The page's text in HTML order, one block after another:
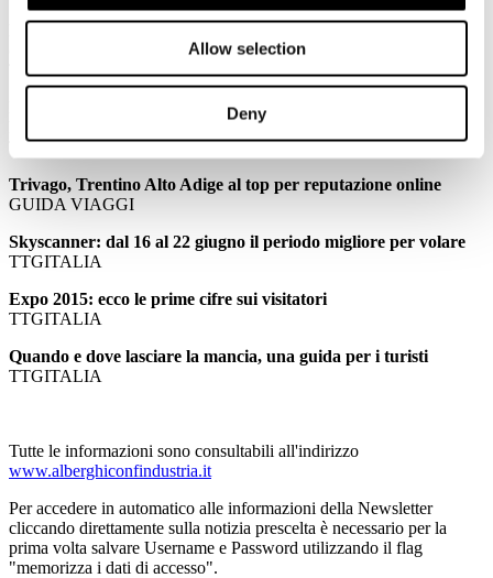
Allow selection
Deny
Domani la Notte dei Musei, visite a un euro nei siti statali
TTGITALIA
La svolta del Medioriente: allo studio il visto unico per tutti i
TTGITALIA
Trivago, Trentino Alto Adige al top per reputazione online
GUIDA VIAGGI
Skyscanner: dal 16 al 22 giugno il periodo migliore per volare
TTGITALIA
Expo 2015: ecco le prime cifre sui visitatori
TTGITALIA
Quando e dove lasciare la mancia, una guida per i turisti
TTGITALIA
Tutte le informazioni sono consultabili all'indirizzo
www.alberghiconfindustria.it
Per accedere in automatico alle informazioni della Newsletter
cliccando direttamente sulla notizia prescelta è necessario per la
prima volta salvare Username e Password utilizzando il flag
"memorizza i dati di accesso".